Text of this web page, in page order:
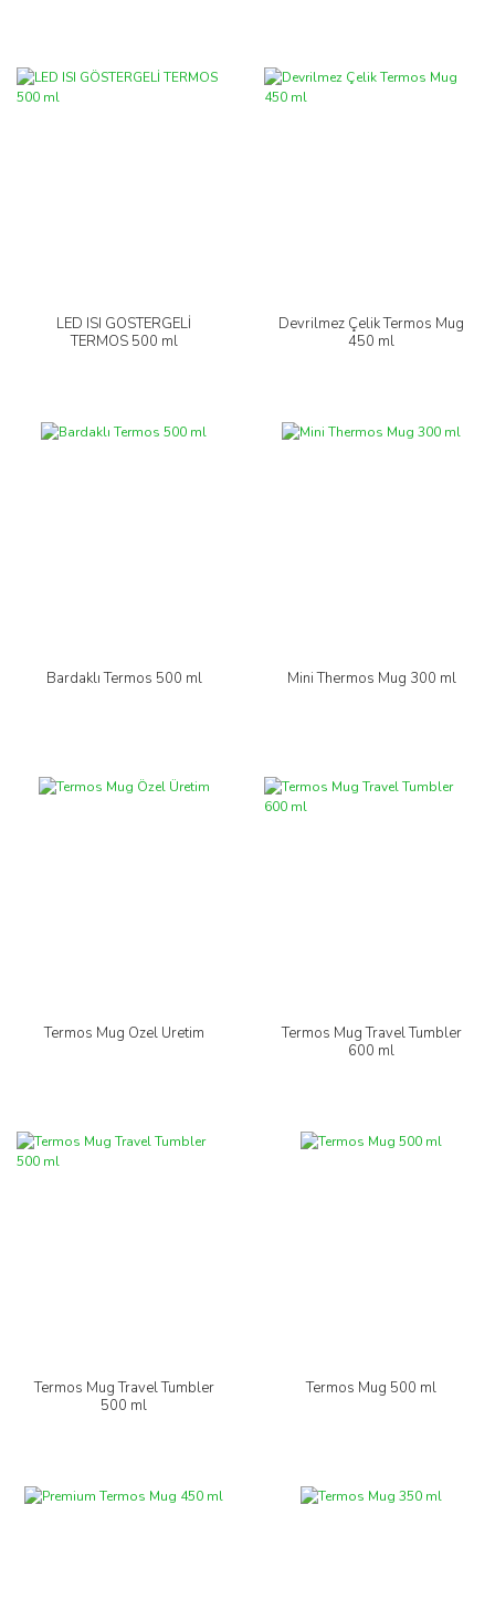
LED ISI GÖSTERGELİ
TERMOS 500 ml
Devrilmez Çelik Termos Mug
450 ml
Bardaklı Termos 500 ml Mini Thermos Mug 300 ml
Termos Mug Özel Üretim
Termos Mug Travel Tumbler
600 ml
Termos Mug Travel Tumbler
500 ml
Termos Mug 500 ml